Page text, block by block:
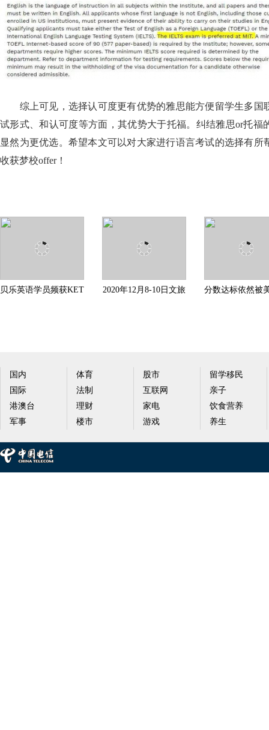
综上可见，选择认可度更有优势的雅思能方便留学生多国
试形式、和认可度等方面，其优势大于托福。纠结雅思or托福
显然为更优选。希望本文可以对大家进行语言考试的选择有所
收获梦校offer！
贝乐英语学员频获KET
2020年12月8-10日文旅
分数达标依然被
国内
国际
港澳台
军事
体育
法制
理财
楼市
股市
互联网
家电
游戏
留学移民
亲子
饮食营养
养生